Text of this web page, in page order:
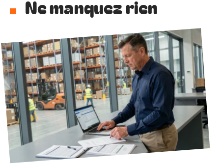
Ne manquez rien